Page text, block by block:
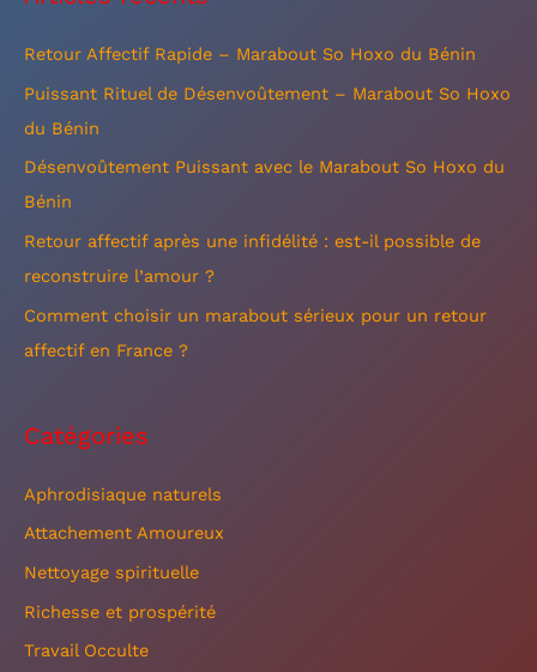
h
e
:
Retour Affectif Rapide – Marabout So Hoxo du Bénin
Puissant Rituel de Désenvoûtement – Marabout So Hoxo
du Bénin
Désenvoûtement Puissant avec le Marabout So Hoxo du
Bénin
Retour affectif après une infidélité : est-il possible de
reconstruire l’amour ?
Comment choisir un marabout sérieux pour un retour
affectif en France ?
Catégories
Aphrodisiaque naturels
Attachement Amoureux
Nettoyage spirituelle
Richesse et prospérité
Travail Occulte